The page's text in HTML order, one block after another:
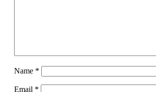
Name *
Email *